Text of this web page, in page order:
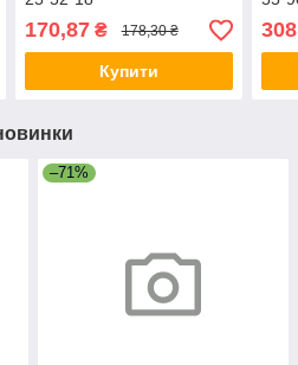
170,87₴ 178,30 ₴
Купити
–71%